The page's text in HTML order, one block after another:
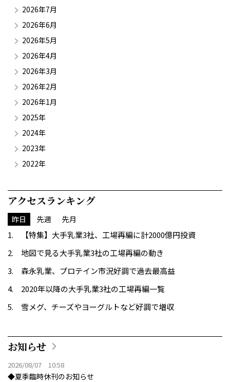
2026年7月
2026年6月
2026年5月
2026年4月
2026年3月
2026年2月
2026年1月
2025年
2024年
2023年
2022年
アクセスランキング
昨日 先週 先月
【特集】大手乳業3社、工場再編に計2000億円投資
地図で見る大手乳業3社の工場再編の動き
森永乳業、プロテイン市況好調で過去最高益
2020年以降の大手乳業3社の工場再編一覧
雪メグ、チーズやヨーグルトなど好調で増収
お知らせ
2026/08/07 10:58
◆夏季臨時休刊のお知らせ